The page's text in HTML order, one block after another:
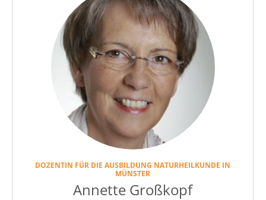
DOZENTIN FÜR DIE AUSBILDUNG NATURHEILKUNDE IN
MÜNSTER
Annette Großkopf